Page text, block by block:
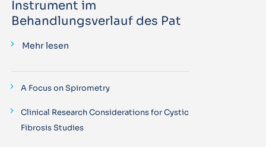
Instrument im
Behandlungsverlauf des Pat
Mehr lesen
A Focus on Spirometry
Clinical Research Considerations for Cystic
Fibrosis Studies